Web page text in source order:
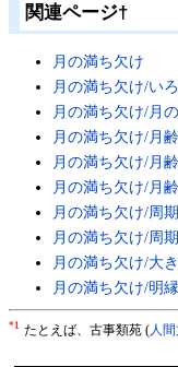
関連ページ†
月の満ち欠け
月の満ち欠け/い
月の満ち欠け/月
月の満ち欠け/月齢
月の満ち欠け/月
月の満ち欠け/月
月の満ち欠け/周期
月の満ち欠け/周
月の満ち欠け/大
月の満ち欠け/明
*1 たとえば、古事類苑 ( 人